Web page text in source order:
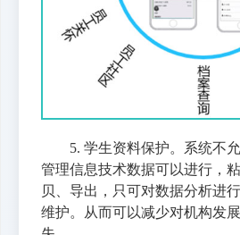
5. 学生资料保护。系统不
管理信息技术数据可以进行，
贝、导出，只可对数据分析进
维护。从而可以减少对机构发